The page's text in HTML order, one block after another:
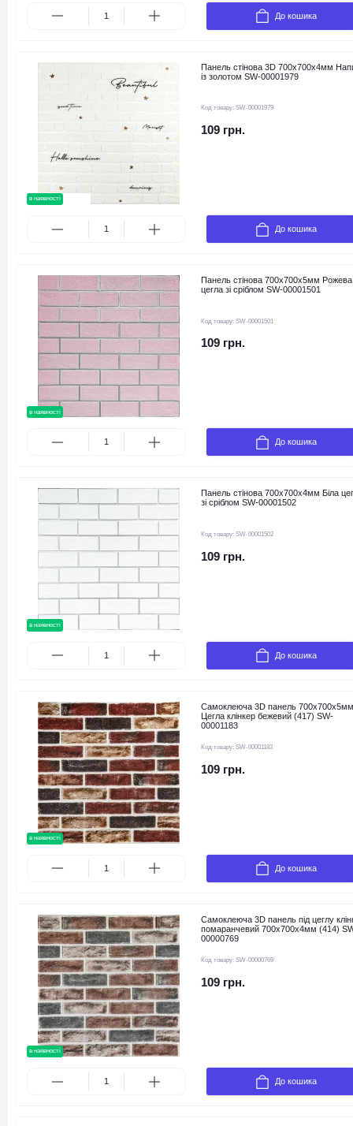
До кошика
в наявності
Панель стінова 3D 700х700х4мм
із золотом SW-00001979
Код товару: SW-00001979
109 грн.
До кошика
в наявності
Панель стінова 700х700х5мм Рожева
цегла зі сріблом SW-00001501
Код товару: SW-00001501
109 грн.
До кошика
в наявності
Панель стінова 700х700х4мм Біла
зі сріблом SW-00001502
Код товару: SW-00001502
109 грн.
До кошика
в наявності
Самоклеюча 3D панель 700х700х5мм
Цегла клінкер бежевий (417) SW-
00001183
Код товару: SW-00001183
109 грн.
До кошика
в наявності
Самоклеюча 3D панель під цеглу
помаранчевий 700x700x4мм (414)
00000769
Код товару: SW-00000769
109 грн.
До кошика